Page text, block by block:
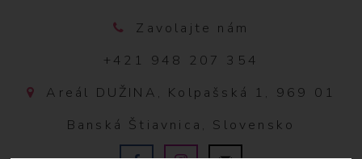
Zavolajte nám
+421 948 207 354
Areál DUŽINA, Kolpašská 1, 969 01
Banská Štiavnica, Slovensko